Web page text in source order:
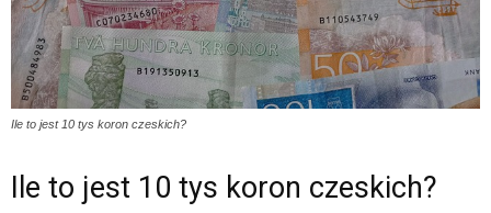
Ile to jest 10 tys koron czeskich?
Ile to jest 10 tys koron czeskich?